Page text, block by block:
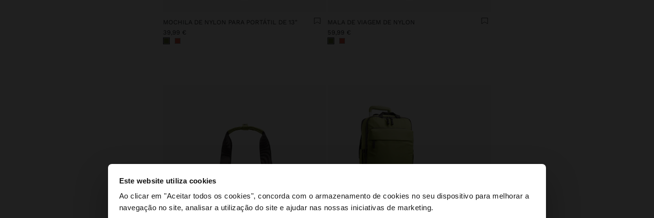
Este website utiliza cookies
Ao clicar em "Aceitar todos os cookies", concorda com o armazenamento de cookies no seu dispositivo para melhorar a
navegação no site, analisar a utilização do site e ajudar nas nossas iniciativas de marketing.
olá
Está a aceder ao site a partir de Portugal. Deseja navegar no nosso site United States?
MOCHILA DE NYLON PARA PORTÁTIL DE 13"
39,99 €
MALA DE VIAGEM DE NYLON
59,99 €